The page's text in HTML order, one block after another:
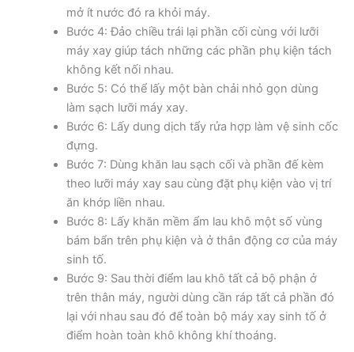
mở ít nước đó ra khỏi máy.
Bước 4: Đảo chiều trái lại phần cối cùng với lưỡi
máy xay giúp tách những các phần phụ kiện tách
không kết nối nhau.
Bước 5: Có thể lấy một bàn chải nhỏ gọn dùng
làm sạch lưỡi máy xay.
Bước 6: Lấy dung dịch tẩy rửa hợp làm vệ sinh cốc
đựng.
Bước 7: Dùng khăn lau sạch cối và phần đế kèm
theo lưỡi máy xay sau cùng đặt phụ kiện vào vị trí
ăn khớp liền nhau.
Bước 8: Lấy khăn mềm ẩm lau khô một số vùng
bám bẩn trên phụ kiện và ở thân động cơ của máy
sinh tố.
Bước 9: Sau thời điểm lau khô tất cả bộ phận ở
trên thân máy, người dùng cần ráp tất cả phần đó
lại với nhau sau đó để toàn bộ máy xay sinh tố ở
điểm hoàn toàn khô không khí thoáng.